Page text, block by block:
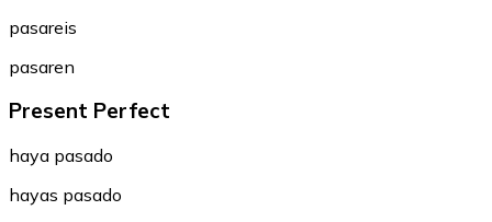
pasareis
pasaren
Present Perfect
haya pasado
hayas pasado